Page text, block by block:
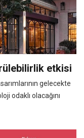
etkisi
gelecekte
odaklı olacağını